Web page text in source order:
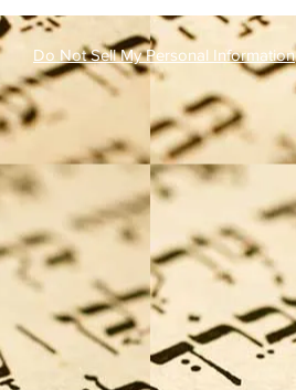
Do Not Sell My Personal Information